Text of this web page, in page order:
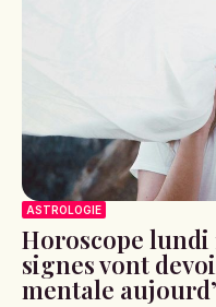
ASTROLOGIE
Horoscope lundi
signes vont
mentale